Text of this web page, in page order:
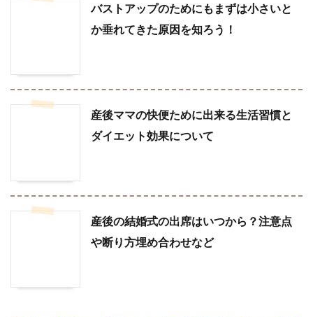
バストアップのためにもまずは小さいと
か垂れてきた原因を知ろう！
産後ママの快便ために出来る生活習慣と
ダイエット効果について
産後の結婚式の出席はいつから？注意点
や断り方埋め合わせなど